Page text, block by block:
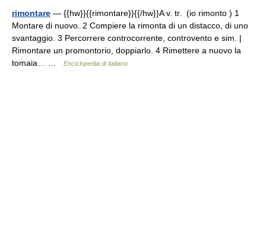
rimontare — {{hw}}{{rimontare}}{{/hw}}A v. tr. (io rimonto ) 1
Montare di nuovo. 2 Compiere la rimonta di un distacco, di uno
svantaggio. 3 Percorrere controcorrente, controvento e sim. |
Rimontare un promontorio, doppiarlo. 4 Rimettere a nuovo la
tomaia… …
Enciclopedia di italiano